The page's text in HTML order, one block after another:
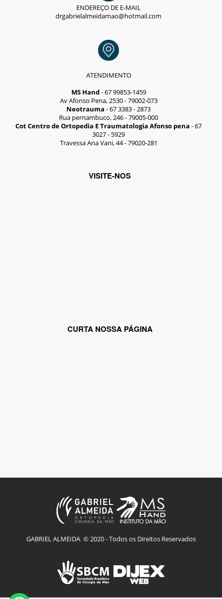
ENDEREÇO DE E-MAIL
drgabrielalmeidamao@hotmail.com
ATENDIMENTO
MS Hand- 67 99853-1459
Av Afonso Pena, 2530 - 79002-073
Neotrauma - 67 3383 - 2873
Rua pernambuco, 246 - 79005-000
Cot Centro de Ortopedia E Traumatologia Afonso pena - 67
3027 - 5929
Travessa Ana Vani, 44 - 79020-281
VISITE-NOS
CURTA NOSSA PÁGINA
GABRIEL ALMEIDA © 2020 - Todos os Direitos Reservados